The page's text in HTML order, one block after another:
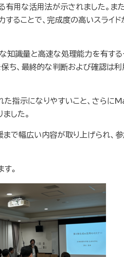
る有用な活用法が示されました
ことで、完成度の高いスライド
識量と高速な処理能力を有する
ち、最終的な判断および確認は
た指示になりやすいこと、さら
した。
で幅広い内容が取り上げられ、
。